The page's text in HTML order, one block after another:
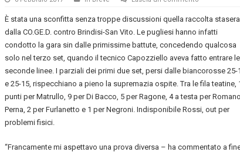
È stata una sconfitta senza troppe discussioni quella raccolta stasera
dalla CO.GE.D. contro Brindisi-San Vito. Le pugliesi hanno infatti
condotto la gara sin dalle primissime battute, concedendo qualcosa
solo nel terzo set, quando il tecnico Capozziello aveva fatto entrare le
seconde linee. I parziali dei primi due set, persi dalle biancorosse 25-
e 25-15, rispecchiano a pieno la supremazia ospite. Tra le fila teatine,
punti per Matrullo, 9 per Di Bacco, 5 per Ragone, 4 a testa per
Perna, 2 per Furlanetto e 1 per Negroni. Indisponibile Rossi, out per
problemi fisici.
“Francamente mi aspettavo una prova diversa – ha commentato a